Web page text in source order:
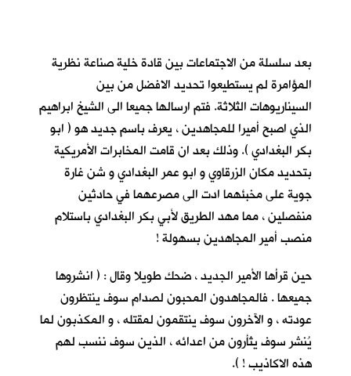
بعد سلسلة من الاجتماعات بين قادة خلية صناعة نظرية
المؤامرة لم يستطيعوا تحديد الافضل من بين
السيناريوهات الثلاثة. فتم ارسالها جميعا الى الشيخ ابراهيم
الذي اصبح أميرا للمجاهدين ، يعرف باسم جديد هو ( ابو
بكر البغدادي ). وذلك بعد ان قامت المخابرات الأمريكية
بتحديد مكان الزرقاوي و ابو عمر البغدادي و شن غارة
جوية على مخبئهما ادت الى مصرعهما في حادثين
منفصلين ، مما مهد الطريق لأبي بكر البغدادي باستلام
منصب أمير المجاهدين بسهولة !
حين قرأها الأمير الجديد ، ضحك طويلا وقال : ( انشروها
جميعها . فالمجاهدون المحبون لصدام سوف ينتظرون
عودته ، و الآخرون سوف ينتقمون لمقتله ، و المكذبون لما
يُنشر سوف يثأرون من اعدائه ، الذين سوف ننسب لهم
هذه الاكاذيب ! ).